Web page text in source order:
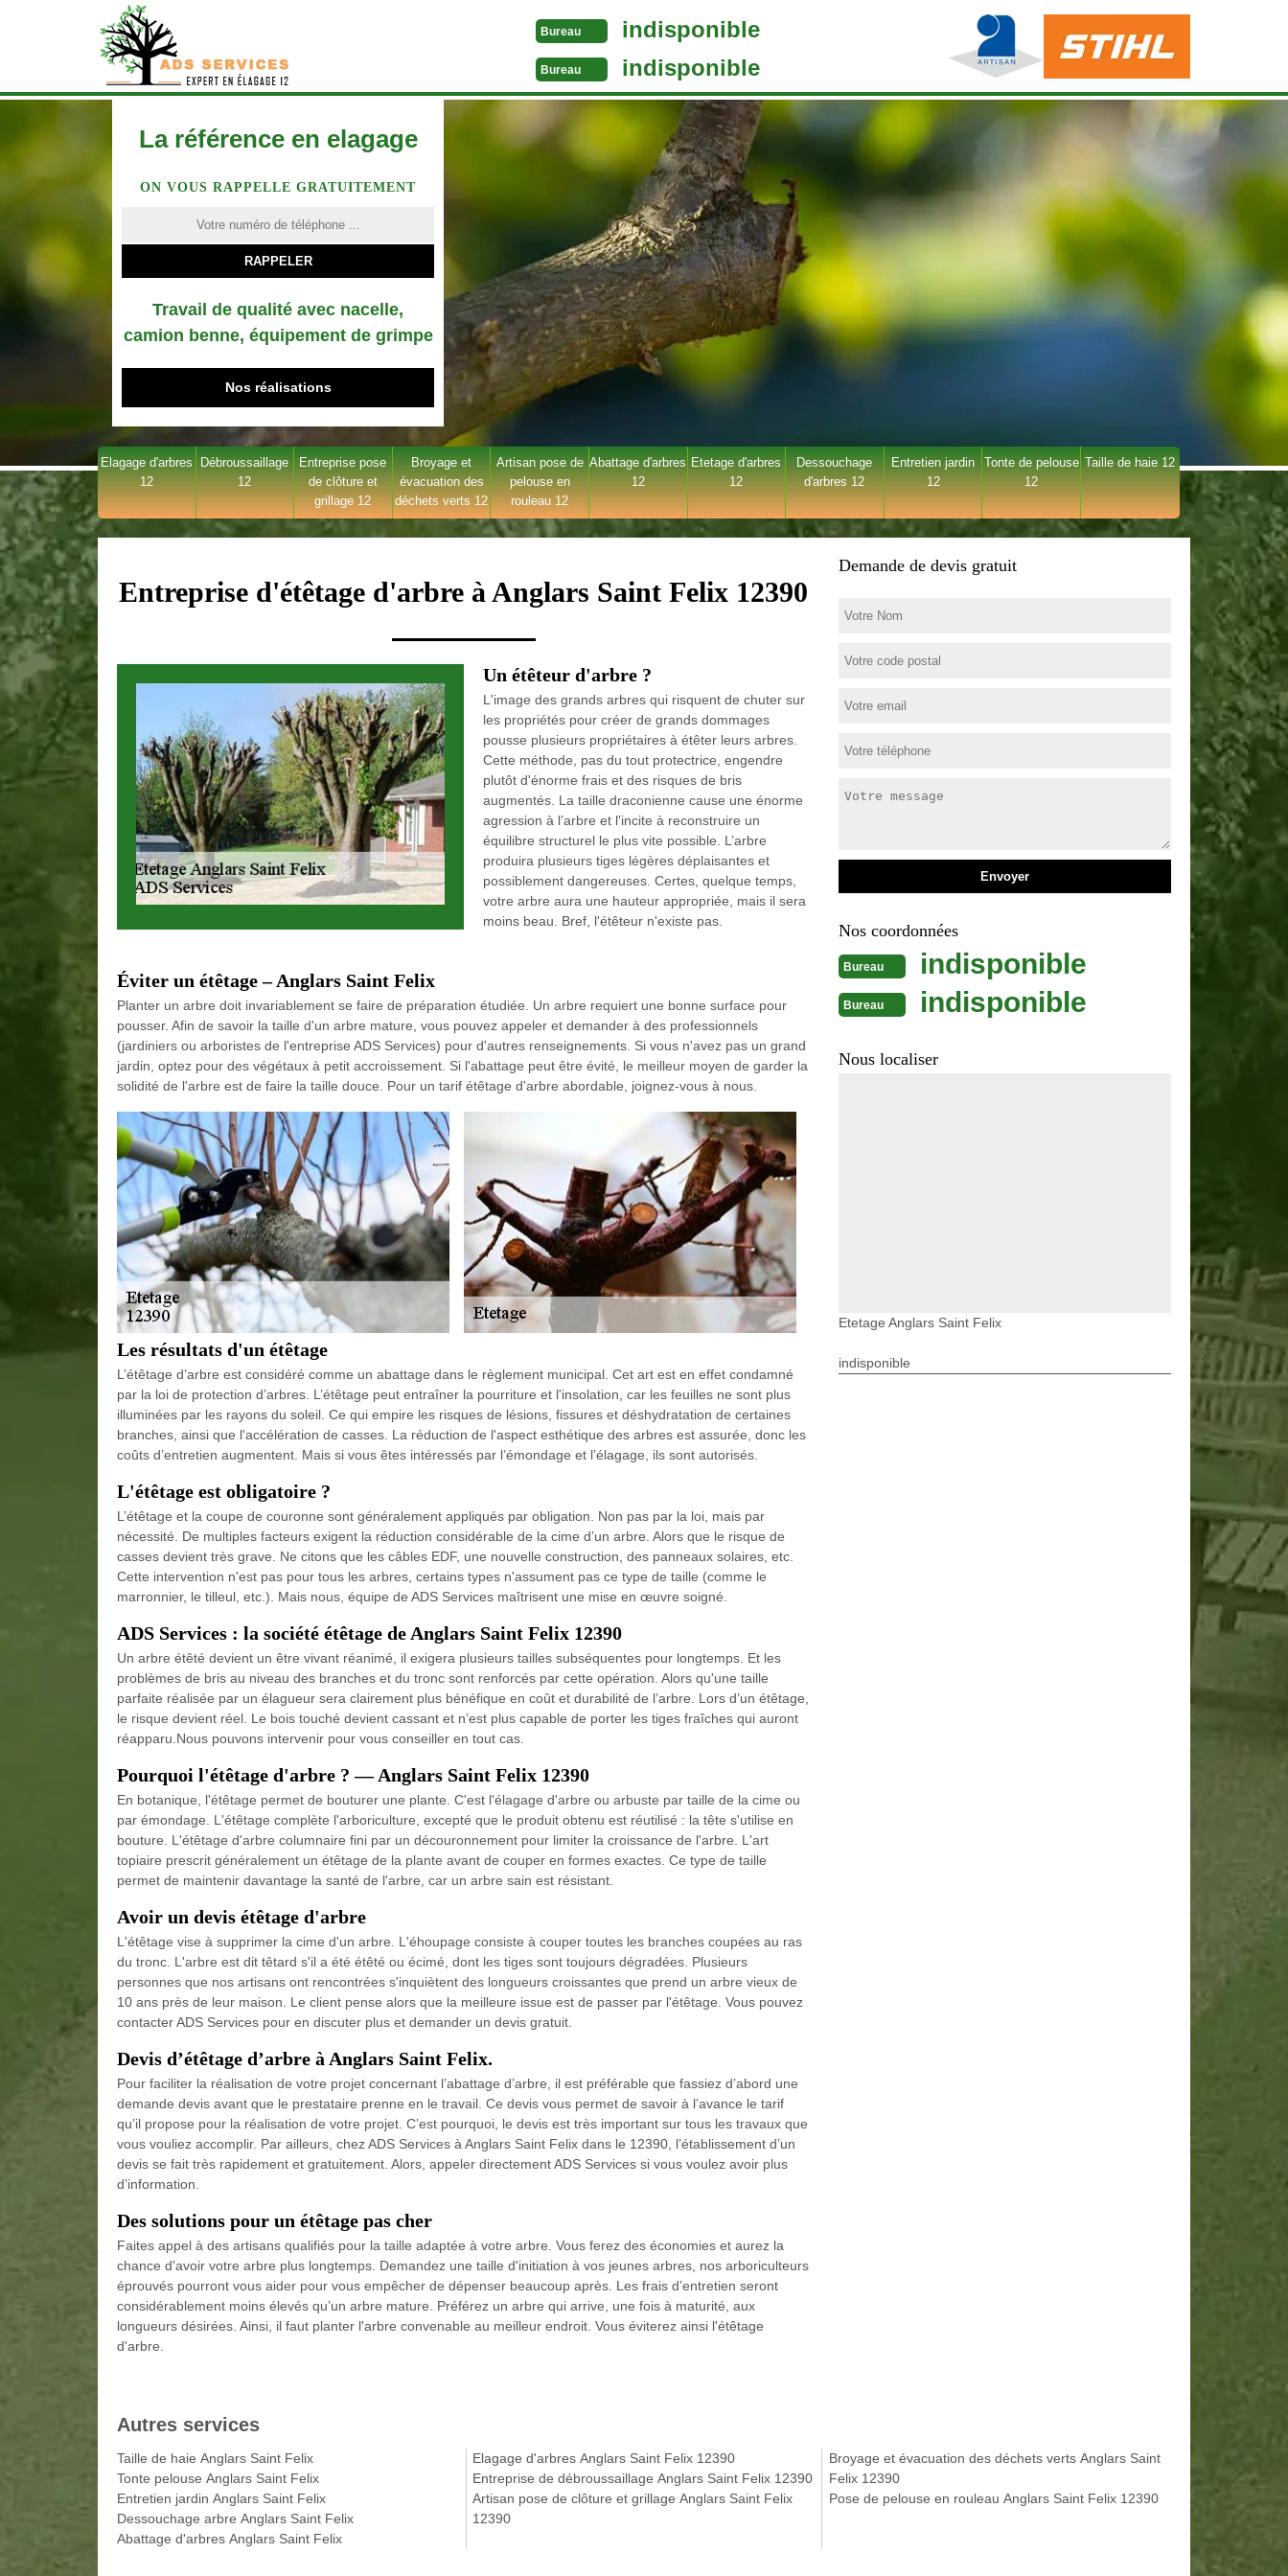
Bureau indisponible
Bureau indisponible
La référence en elagage
ON VOUS RAPPELLE GRATUITEMENT
Travail de qualité avec nacelle,
camion benne, équipement de grimpe
Nos réalisations
Elagage d'arbres
12
Débroussaillage
12
Entreprise pose
de clôture et
grillage 12
Broyage et
évacuation des
déchets verts 12
Artisan pose de
pelouse en
rouleau 12
Abattage d'arbres
12
Etetage d'arbres
12
Dessouchage
d'arbres 12
Entretien jardin
12
Tonte de pelouse
12
Taille de haie 12
Entreprise d'étêtage d'arbre à Anglars Saint Felix 12390
Un étêteur d'arbre ?
L'image des grands arbres qui risquent de chuter sur
les propriétés pour créer de grands dommages
pousse plusieurs propriétaires à étêter leurs arbres.
Cette méthode, pas du tout protectrice, engendre
plutôt d'énorme frais et des risques de bris
augmentés. La taille draconienne cause une énorme
agression à l’arbre et l'incite à reconstruire un
équilibre structurel le plus vite possible. L’arbre
produira plusieurs tiges légères déplaisantes et
possiblement dangereuses. Certes, quelque temps,
votre arbre aura une hauteur appropriée, mais il sera
moins beau. Bref, l'étêteur n'existe pas.
Éviter un étêtage – Anglars Saint Felix
Planter un arbre doit invariablement se faire de préparation étudiée. Un arbre requiert une bonne surface pour
pousser. Afin de savoir la taille d'un arbre mature, vous pouvez appeler et demander à des professionnels
(jardiniers ou arboristes de l'entreprise ADS Services) pour d'autres renseignements. Si vous n'avez pas un grand
jardin, optez pour des végétaux à petit accroissement. Si l'abattage peut être évité, le meilleur moyen de garder la
solidité de l'arbre est de faire la taille douce. Pour un tarif étêtage d'arbre abordable, joignez-vous à nous.
Les résultats d'un étêtage
L’étêtage d’arbre est considéré comme un abattage dans le règlement municipal. Cet art est en effet condamné
par la loi de protection d’arbres. L’étêtage peut entraîner la pourriture et l'insolation, car les feuilles ne sont plus
illuminées par les rayons du soleil. Ce qui empire les risques de lésions, fissures et déshydratation de certaines
branches, ainsi que l'accélération de casses. La réduction de l'aspect esthétique des arbres est assurée, donc les
coûts d’entretien augmentent. Mais si vous êtes intéressés par l’émondage et l’élagage, ils sont autorisés.
L'étêtage est obligatoire ?
L’étêtage et la coupe de couronne sont généralement appliqués par obligation. Non pas par la loi, mais par
nécessité. De multiples facteurs exigent la réduction considérable de la cime d’un arbre. Alors que le risque de
casses devient très grave. Ne citons que les câbles EDF, une nouvelle construction, des panneaux solaires, etc.
Cette intervention n'est pas pour tous les arbres, certains types n'assument pas ce type de taille (comme le
marronnier, le tilleul, etc.). Mais nous, équipe de ADS Services maîtrisent une mise en œuvre soigné.
ADS Services : la société étêtage de Anglars Saint Felix 12390
Un arbre étêté devient un être vivant réanimé, il exigera plusieurs tailles subséquentes pour longtemps. Et les
problèmes de bris au niveau des branches et du tronc sont renforcés par cette opération. Alors qu'une taille
parfaite réalisée par un élagueur sera clairement plus bénéfique en coût et durabilité de l’arbre. Lors d’un étêtage,
le risque devient réel. Le bois touché devient cassant et n’est plus capable de porter les tiges fraîches qui auront
réapparu.Nous pouvons intervenir pour vous conseiller en tout cas.
Pourquoi l'étêtage d'arbre ? — Anglars Saint Felix 12390
En botanique, l'étêtage permet de bouturer une plante. C'est l'élagage d'arbre ou arbuste par taille de la cime ou
par émondage. L'étêtage complète l'arboriculture, excepté que le produit obtenu est réutilisé : la tête s'utilise en
bouture. L'étêtage d'arbre columnaire fini par un découronnement pour limiter la croissance de l'arbre. L'art
topiaire prescrit généralement un étêtage de la plante avant de couper en formes exactes. Ce type de taille
permet de maintenir davantage la santé de l'arbre, car un arbre sain est résistant.
Avoir un devis étêtage d'arbre
L'étêtage vise à supprimer la cime d'un arbre. L'éhoupage consiste à couper toutes les branches coupées au ras
du tronc. L'arbre est dit têtard s'il a été étêté ou écimé, dont les tiges sont toujours dégradées. Plusieurs
personnes que nos artisans ont rencontrées s'inquiètent des longueurs croissantes que prend un arbre vieux de
10 ans près de leur maison. Le client pense alors que la meilleure issue est de passer par l'étêtage. Vous pouvez
contacter ADS Services pour en discuter plus et demander un devis gratuit.
Devis d’étêtage d’arbre à Anglars Saint Felix.
Pour faciliter la réalisation de votre projet concernant l’abattage d’arbre, il est préférable que fassiez d’abord une
demande devis avant que le prestataire prenne en le travail. Ce devis vous permet de savoir à l’avance le tarif
qu’il propose pour la réalisation de votre projet. C’est pourquoi, le devis est très important sur tous les travaux que
vous vouliez accomplir. Par ailleurs, chez ADS Services à Anglars Saint Felix dans le 12390, l’établissement d’un
devis se fait très rapidement et gratuitement. Alors, appeler directement ADS Services si vous voulez avoir plus
d’information.
Des solutions pour un étêtage pas cher
Faites appel à des artisans qualifiés pour la taille adaptée à votre arbre. Vous ferez des économies et aurez la
chance d'avoir votre arbre plus longtemps. Demandez une taille d'initiation à vos jeunes arbres, nos arboriculteurs
éprouvés pourront vous aider pour vous empêcher de dépenser beaucoup après. Les frais d’entretien seront
considérablement moins élevés qu’un arbre mature. Préférez un arbre qui arrive, une fois à maturité, aux
longueurs désirées. Ainsi, il faut planter l'arbre convenable au meilleur endroit. Vous éviterez ainsi l'étêtage
d'arbre.
Demande de devis gratuit
Nos coordonnées
Bureau indisponible
Bureau indisponible
Nous localiser
Etetage Anglars Saint Felix
indisponible
Autres services
Taille de haie Anglars Saint Felix
Tonte pelouse Anglars Saint Felix
Entretien jardin Anglars Saint Felix
Dessouchage arbre Anglars Saint Felix
Abattage d'arbres Anglars Saint Felix
Elagage d'arbres Anglars Saint Felix 12390
Entreprise de débroussaillage Anglars Saint Felix 12390
Artisan pose de clôture et grillage Anglars Saint Felix
12390
Broyage et évacuation des déchets verts Anglars Saint
Felix 12390
Pose de pelouse en rouleau Anglars Saint Felix 12390